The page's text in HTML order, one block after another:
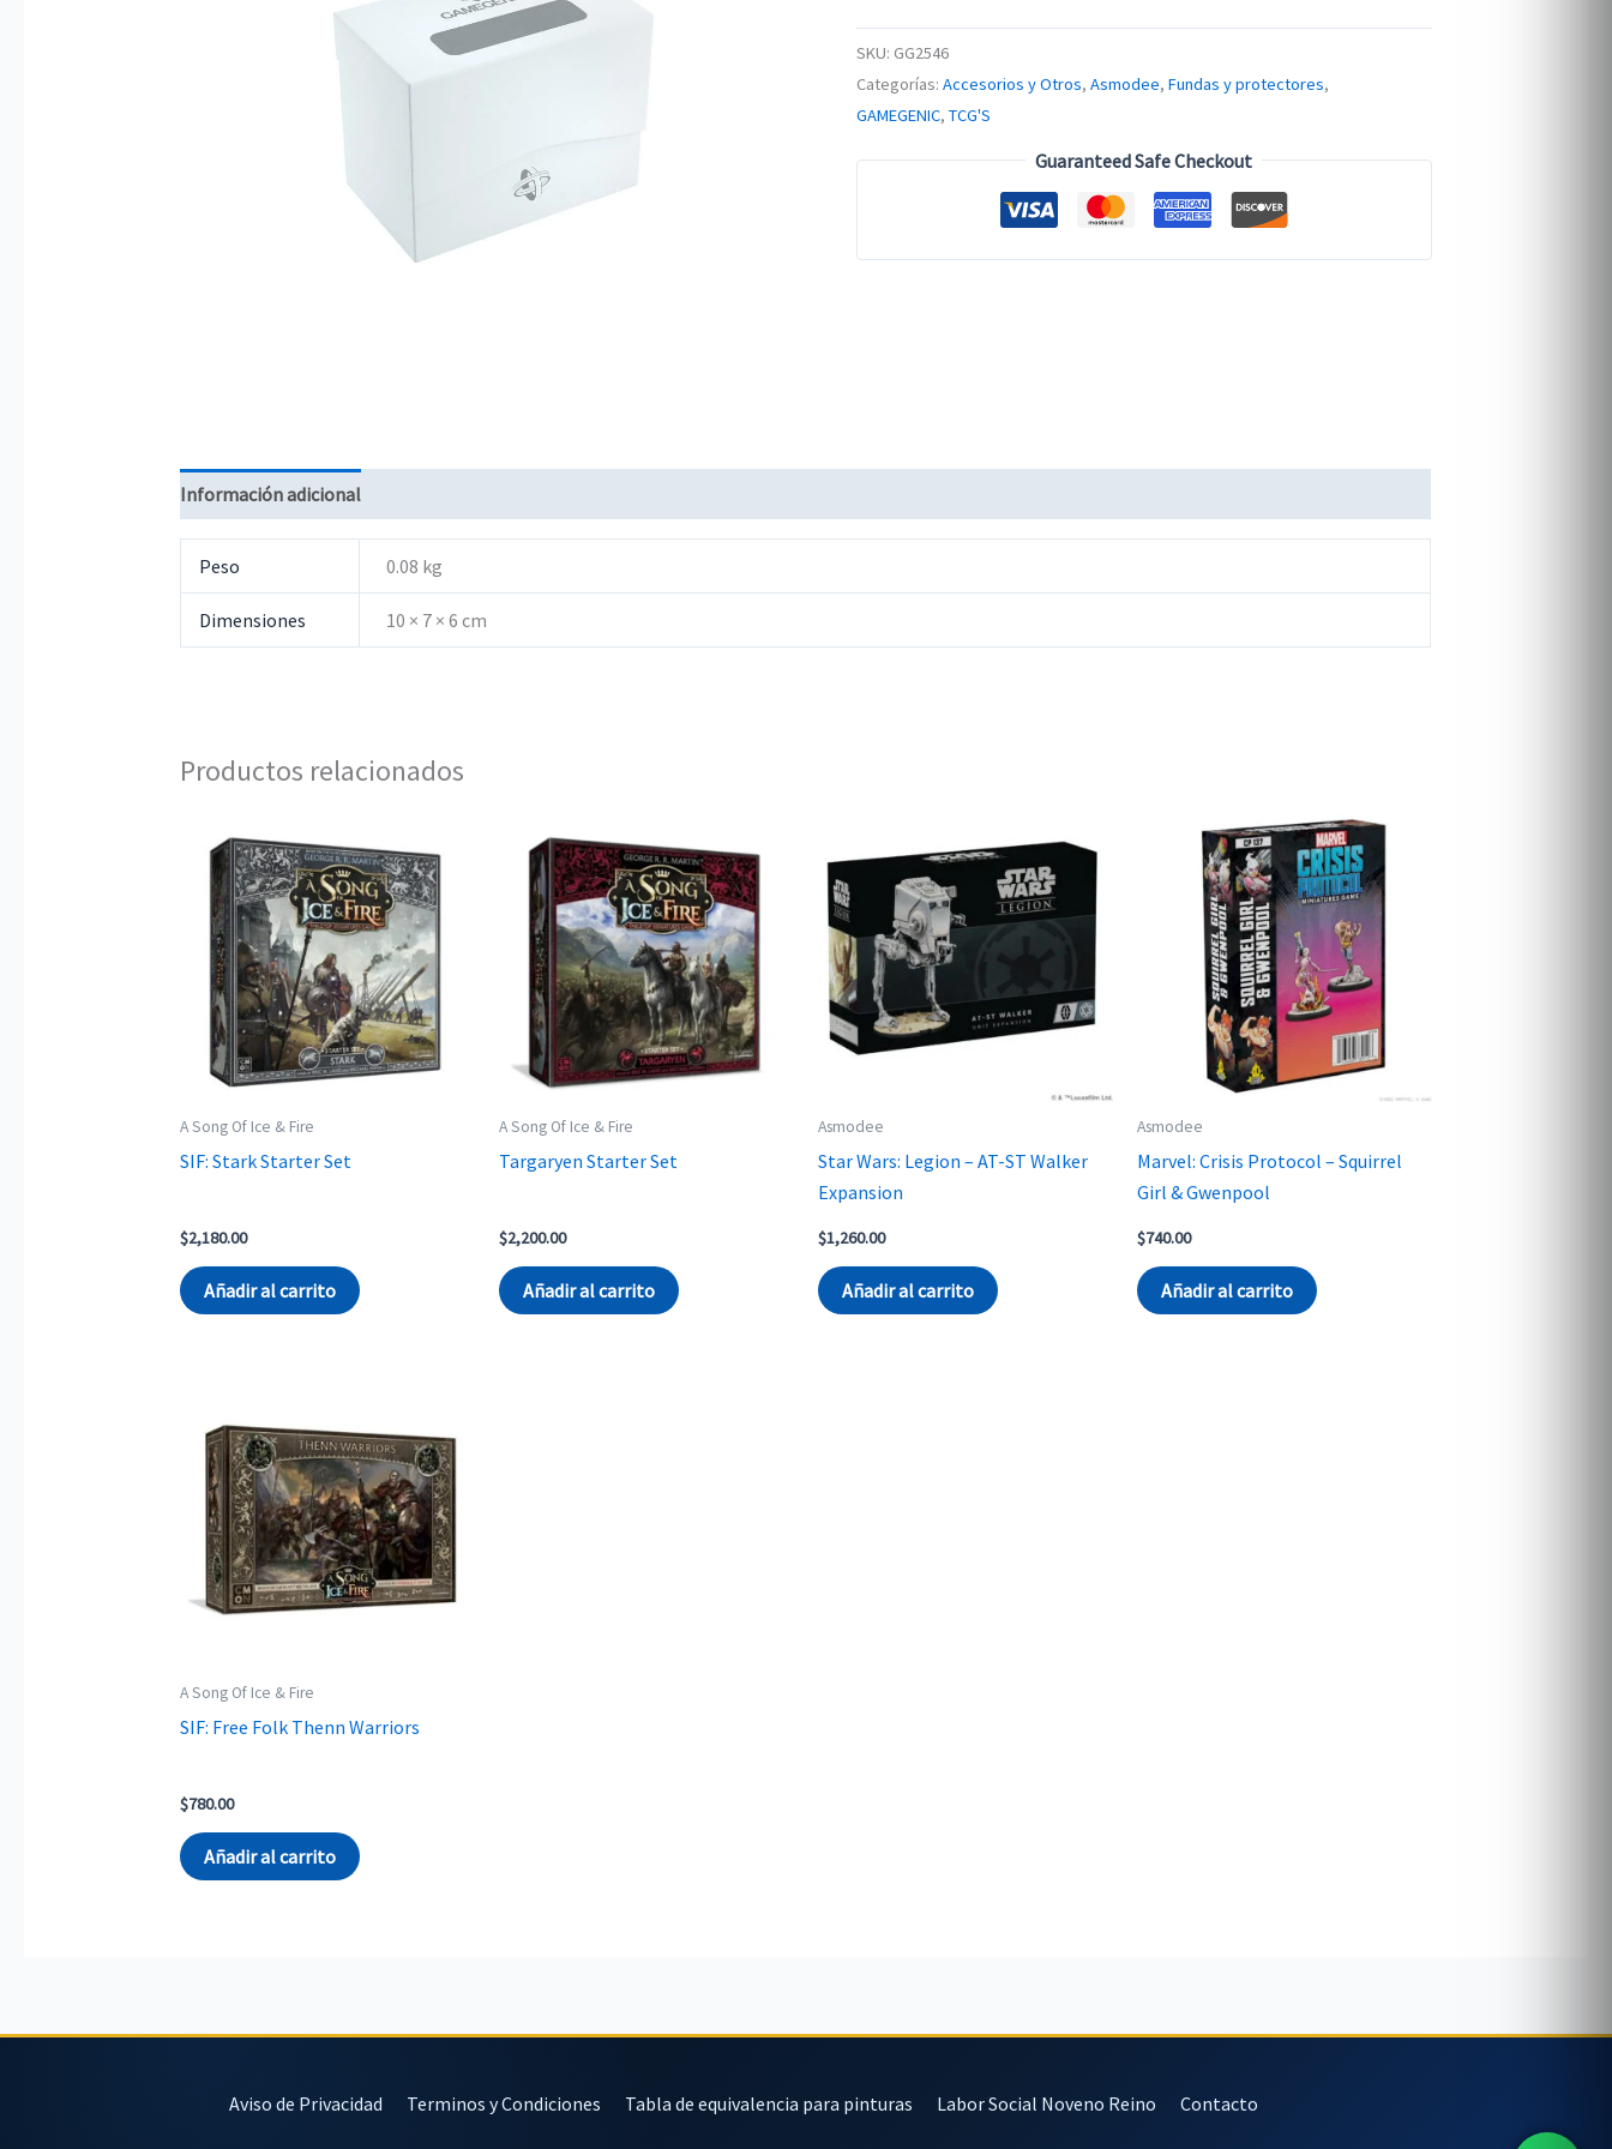
SKU: GG2546
Categorías: Accesorios y Otros, Asmodee, Fundas y protectores,
GAMEGENIC, TCG'S
Guaranteed Safe Checkout
Información adicional
Peso 0.08 kg
Dimensiones 10 × 7 × 6 cm
Productos relacionados
A Song Of Ice & Fire
SIF: Stark Starter Set
$2,180.00
Añadir al carrito
A Song Of Ice & Fire
Targaryen Starter Set
$2,200.00
Añadir al carrito
Asmodee
Star Wars: Legion – AT-ST Walker
Expansion
$1,260.00
Añadir al carrito
Asmodee
Marvel: Crisis Protocol – Squirrel
Girl & Gwenpool
$740.00
Añadir al carrito
A Song Of Ice & Fire
SIF: Free Folk Thenn Warriors
$780.00
Añadir al carrito
Aviso de Privacidad Terminos y Condiciones Tabla de equivalencia para pinturas Labor Social Noveno Reino Contacto